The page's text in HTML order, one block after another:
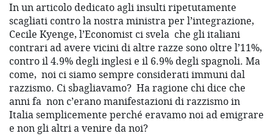
In un articolo dedicato agli insulti ripetutamente
scagliati contro la nostra ministra per l’integrazione,
Cecile Kyenge, l’Economist ci svela che gli italiani
contrari ad avere vicini di altre razze sono oltre l’11%,
contro il 4.9% degli inglesi e il 6.9% degli spagnoli. Ma
come, noi ci siamo sempre considerati immuni dal
razzismo. Ci sbagliavamo? Ha ragione chi dice che
anni fa non c’erano manifestazioni di razzismo in
Italia semplicemente perché eravamo noi ad emigrare
e non gli altri a venire da noi?